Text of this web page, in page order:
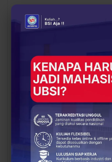
BERITA
Dosen UBSI Surakarta
Ikuti Pelatihan Nasional
Persiapan Studi Lanjut
ke Luar Negeri
OPINI DOSEN